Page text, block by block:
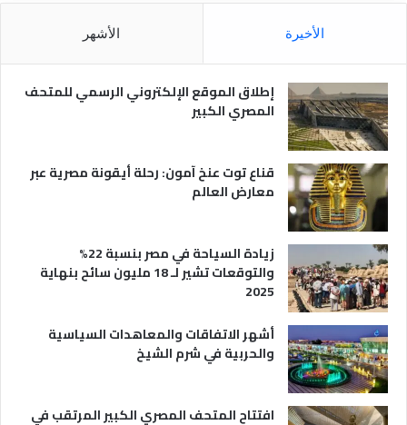
ق
ل
س
ح
ي
ر
الأخيرة الأشهر
إطلاق الموقع الإلكتروني الرسمي للمتحف
المصري الكبير
قناع توت عنخ آمون: رحلة أيقونة مصرية عبر
معارض العالم
زيادة السياحة في مصر بنسبة 22%
والتوقعات تشير لـ 18 مليون سائح بنهاية
2025
أشهر الاتفاقات والمعاهدات السياسية
والحربية في شرم الشيخ
افتتاح المتحف المصري الكبير المرتقب في